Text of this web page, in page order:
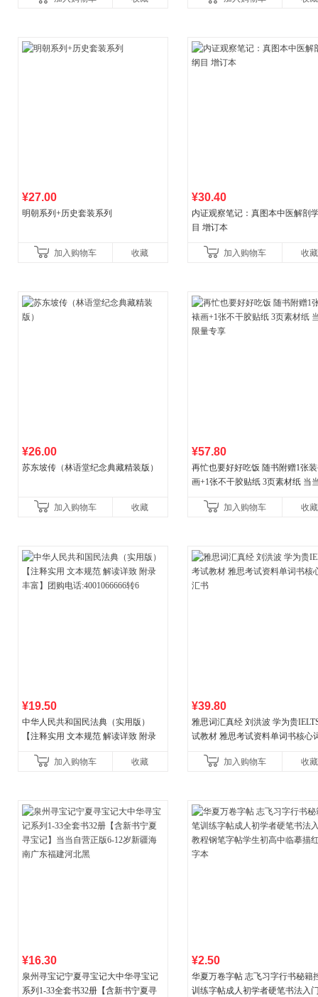
¥27.00
明朝系列+历史套装系列
加入购物车 收藏
¥30.40
内证观察笔记：真图本中医解剖
目 增订本
加入购物车 收藏
¥26.00
苏东坡传（林语堂纪念典藏精装版）
加入购物车 收藏
¥57.80
再忙也要好好吃饭 随书附赠1张
画+1张不干胶贴纸 3页素材纸 当
加入购物车
收藏
¥19.50
中华人民共和国民法典（实用版）
【注释实用 文本规范 解读详致 附录
加入购物车
收藏
¥39.80
雅思词汇真经 刘洪波 学为贵
试教材 雅思考试资料单词书核心
加入购物车
收藏
¥16.30
泉州寻宝记宁夏寻宝记大中华寻宝记
系列1-33全套书32册【含新书宁夏寻
¥2.50
华夏万卷字帖 志飞习字行书秘籍
训练字帖成人初学者硬笔书法入